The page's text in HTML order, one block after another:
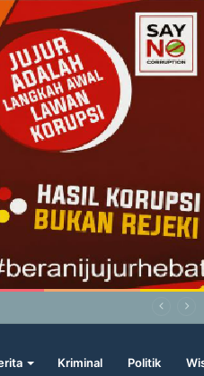
Beras Terlalu Mahal
Kriminal Politik